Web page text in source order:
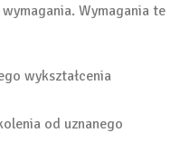
Wymagania te
wykształcenia
od uznanego